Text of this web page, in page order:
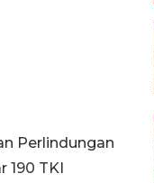
Perlindungan
190 TKI